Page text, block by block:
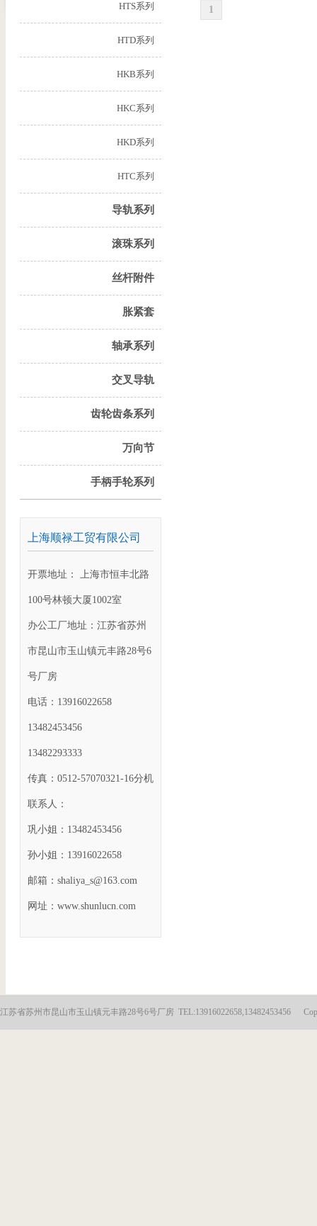
HTS系列
HTD系列
HKB系列
HKC系列
HKD系列
HTC系列
导轨系列
滚珠系列
丝杆附件
胀紧套
轴承系列
交叉导轨
齿轮齿条系列
万向节
手柄手轮系列
上海顺禄工贸有限公司
开票地址： 上海市恒丰北路
100号林顿大厦1002室
办公工厂地址：江苏省苏州
市昆山市玉山镇元丰路28号6
号厂房
电话：13916022658
13482453456
13482293333
传真：0512-57070321-16分机
联系人：
巩小姐：13482453456
孙小姐：13916022658
邮箱：shaliya_s@163.com
网址：www.shunlucn.com
1
江苏省苏州市昆山市玉山镇元丰路28号6号厂房 TEL:13916022658,13482453456